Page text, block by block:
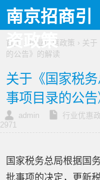
南京招商引
资政策
首页 › 行业优惠政策 › 关
的公告》的解读
关于《国家税
事项目录的公
admin 行业优惠
2971
国家税务总局根据国
批事项的决定，更新